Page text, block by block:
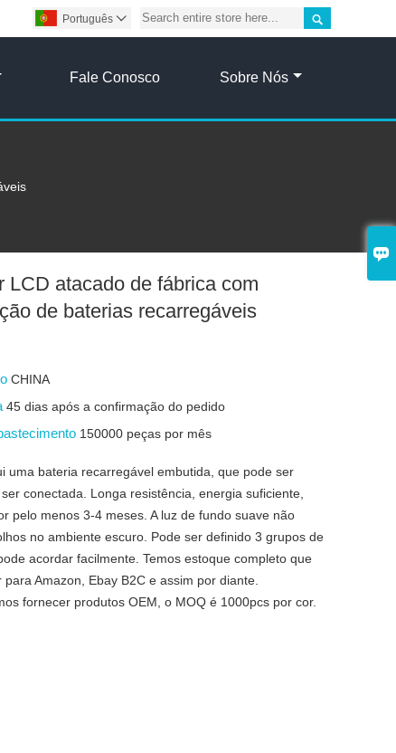


Português 
Fale Conosco Sobre Nós
LCD atacado de fábrica com
de baterias recarregáveis
CHINA
45 dias após a confirmação do pedido
150000 peças por mês
uma bateria recarregável embutida, que pode ser
conectada. Longa resistência, energia suficiente,
pelo menos 3-4 meses. A luz de fundo suave não
no ambiente escuro. Pode ser definido 3 grupos de
acordar facilmente. Temos estoque completo que
Amazon, Ebay B2C e assim por diante.
fornecer produtos OEM, o MOQ é 1000pcs por cor.